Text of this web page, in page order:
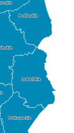
Lubelskie
Podkarpackie
Podlaskie